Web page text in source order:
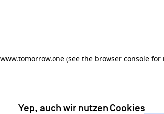
www.tomorrow.one (see the browser console
Yep, auch wir nutzen Cookies